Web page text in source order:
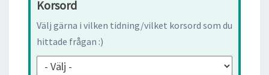
Korsord
Välj gärna i vilken tidning/vilket korsord som du
hittade frågan :)